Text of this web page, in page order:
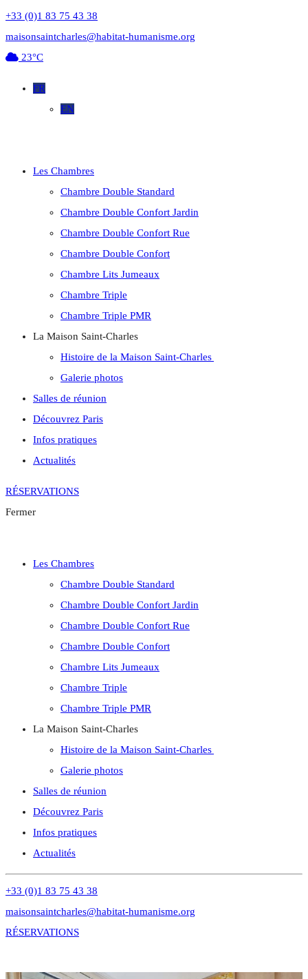
+33 (0)1 83 75 43 38
maisonsaintcharles@habitat-humanisme.org
23°C
FR
EN
Les Chambres
Chambre Double Standard
Chambre Double Confort Jardin
Chambre Double Confort Rue
Chambre Double Confort
Chambre Lits Jumeaux
Chambre Triple
Chambre Triple PMR
La Maison Saint-Charles
Histoire de la Maison Saint-Charles
Galerie photos
Salles de réunion
Découvrez Paris
Infos pratiques
Actualités
RÉSERVATIONS
Fermer
Les Chambres
Chambre Double Standard
Chambre Double Confort Jardin
Chambre Double Confort Rue
Chambre Double Confort
Chambre Lits Jumeaux
Chambre Triple
Chambre Triple PMR
La Maison Saint-Charles
Histoire de la Maison Saint-Charles
Galerie photos
Salles de réunion
Découvrez Paris
Infos pratiques
Actualités
+33 (0)1 83 75 43 38
maisonsaintcharles@habitat-humanisme.org
RÉSERVATIONS